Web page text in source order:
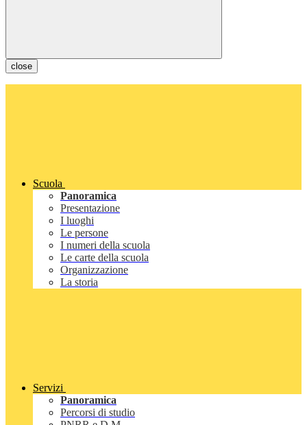
close
Scuola
Panoramica
Presentazione
I luoghi
Le persone
I numeri della scuola
Le carte della scuola
Organizzazione
La storia
Servizi
Panoramica
Percorsi di studio